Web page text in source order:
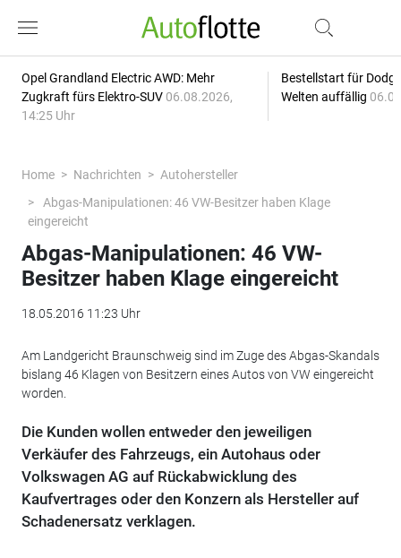
Opel Grandland Electric AWD: Mehr
Zugkraft fürs Elektro-SUV 06.08.2026,
14:25 Uhr
Bestellstart für
Welten auffällig
Home Nachrichten
Autohersteller
Abgas-Manipulationen: 46 VW-Besitzer haben Klage
eingereicht
Abgas-Manipulationen: 46 VW-
Besitzer haben Klage eingereicht
18.05.2016 11:23 Uhr
Am Landgericht Braunschweig sind im Zuge des Abgas-Skandals
bislang 46 Klagen von Besitzern eines Autos von VW eingereicht
worden.
Die Kunden wollen entweder den jeweiligen
Verkäufer des Fahrzeugs, ein Autohaus oder
Volkswagen AG auf Rückabwicklung des
Kaufvertrages oder den Konzern als Hersteller auf
Schadenersatz verklagen.